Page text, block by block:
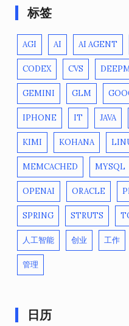
标签
AGI AI AI AGENT
CODEX CVS
GEMINI GLM
IPHONE IT JAVA
KIMI KOHANA
MEMCACHED MYSQL
OPENAI ORACLE
SPRING STRUTS
人工智能 创业 工作
管理
日历